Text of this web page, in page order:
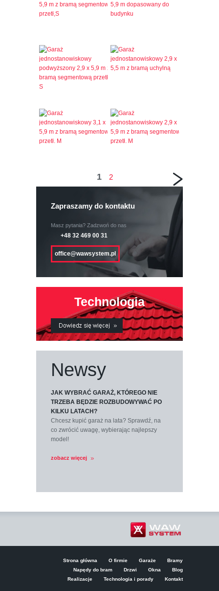
1 2
Zapraszamy do kontaktu
Masz pytania? Zadzwoń do nas
+48 32 469 00 31
office@wawsystem.pl
Technologia
Newsy
JAK WYBRAĆ GARAŻ, KTÓREGO NIE
TRZEBA BĘDZIE ROZBUDOWYWAĆ PO
KILKU LATACH?
Chcesz kupić garaż na lata? Sprawdź, na
co zwrócić uwagę, wybierając najlepszy
model!
zobacz więcej
Strona główna O firmie Garaże
Bramy
Napędy do bram
Drzwi Okna
Blog
Realizacje
Technologia i porady Kontakt